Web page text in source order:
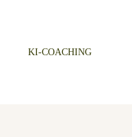
KI-COACHING